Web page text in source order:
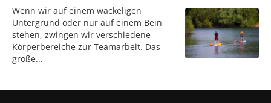
Wenn wir auf einem wackeligen
Untergrund oder nur auf einem Bein
stehen, zwingen wir verschiedene
Körperbereiche zur Teamarbeit. Das
große...